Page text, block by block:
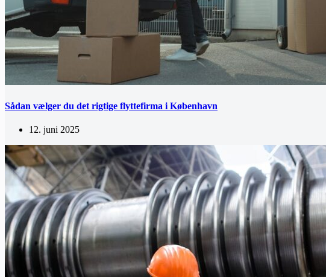
Sådan vælger du det rigtige flyttefirma i København
12. juni 2025